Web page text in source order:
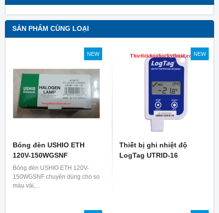
SẢN PHẨM CÙNG LOẠI
NEW
Bóng đèn USHIO ETH
120V-150WGSNF
Bóng đèn USHIO ETH 120V-
150WGSNF chuyên dùng cho so
màu vải,...
NEW
Thiết bị ghi nhiệt độ
LogTag UTRID-16